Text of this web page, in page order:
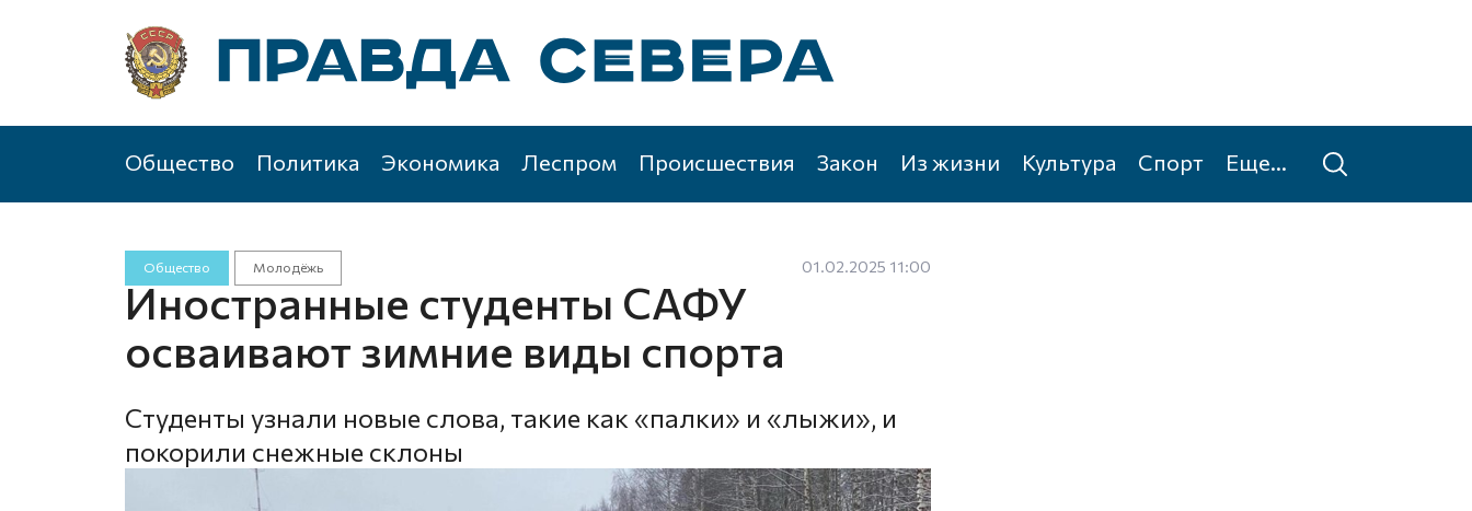
Общество Политика Экономика Леспром Происшествия Закон Из жизни Культура Спорт Еще...
Общество Молодёжь 01.02.2025 11:00
Иностранные студенты САФУ
осваивают зимние виды спорта
Студенты узнали новые слова, такие как «палки» и «лыжи», и
покорили снежные склоны